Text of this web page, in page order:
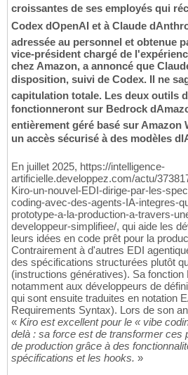
croissantes de ses employés qui
Codex dOpenAI et à Claude
adressée au personnel et obtenue
vice-président chargé de
chez Amazon, a annoncé que
disposition, suivi de Codex. Il ne
capitulation totale. Les deux outils
fonctionneront sur Bedrock
entièrement géré basé sur Amazon
un accès sécurisé à des modèles
En juillet 2025, https://intelligence-
artificielle.developpez.com/actu/
Kiro-un-nouvel-EDI-dirige-par-les-
coding-avec-des-agents-IA-integres-
prototype-a-la-production-a-travers-
developpeur-simplifiee/, qui aide les
leurs idées en code prêt pour la
Contrairement à d'autres EDI
des spécifications structurées plutôt
(instructions génératives). Sa
notamment aux développeurs de
qui sont ensuite traduites en notation
Requirements Syntax). Lors de son
« Kiro est excellent pour le « vibe
delà : sa force est de transformer ces
de production grâce à des
spécifications et les hooks. »